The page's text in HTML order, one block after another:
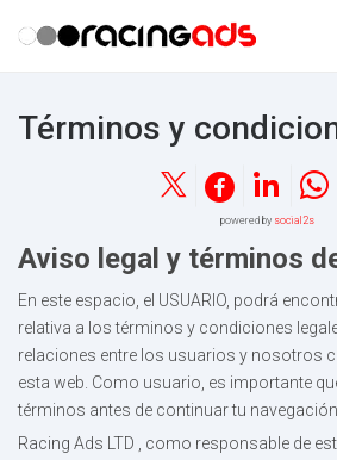
Términos y
powered by social2s
Aviso legal y términos
En este espacio, el USUARIO, podrá
relativa a los términos y condiciones
relaciones entre los usuarios y nosotros
esta web. Como usuario, es importante
términos antes de continuar tu navegación.
Racing Ads LTD , como responsable de